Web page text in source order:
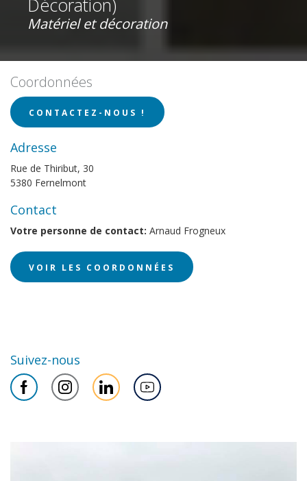
Décoration)
Matériel et décoration
Coordonnées
CONTACTEZ-NOUS !
Adresse
Rue de Thiribut, 30
5380 Fernelmont
Contact
Votre personne de contact: Arnaud Frogneux
VOIR LES COORDONNÉES
Suivez-nous